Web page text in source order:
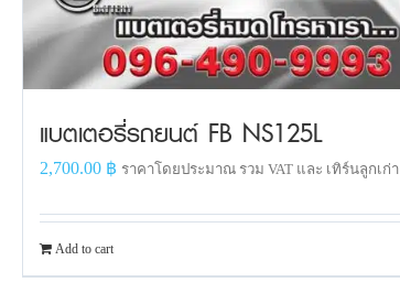
แบตเตอรี่รถยนต์ FB NS125L
2,700.00 ฿ ราคาโดยประมาณ รวม VAT และ เทิร์นลูกเก่า
Add to cart